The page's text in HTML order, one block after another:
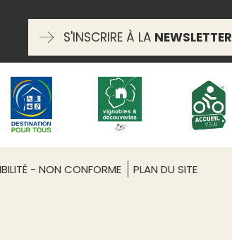
: 2 personnes
S'INSCRIRE À LA NEWSLETTER
- NON CONFORME PLAN DU SITE